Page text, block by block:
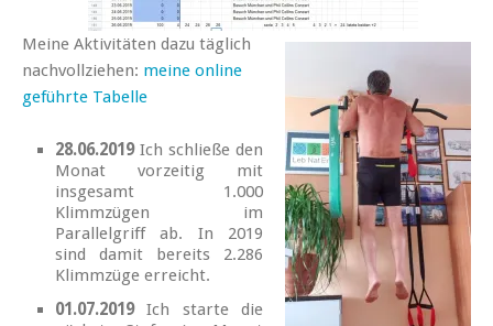
Meine Aktivitäten dazu täglich
nachvollziehen: meine online
geführte Tabelle
28.06.2019Ich schließe den
Monat vorzeitig mit
insgesamt 1.000
Klimmzügen im
Parallelgriff ab. In 2019
sind damit bereits 2.286
Klimmzüge erreicht.
01.07.2019Ich starte die